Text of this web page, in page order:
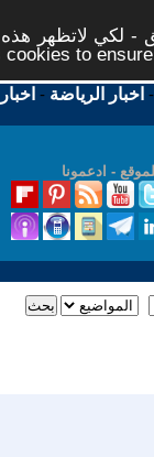
- لكي لاتظهر هذه
to
- اخبار الرياضة - اخبار
- ادعمونا